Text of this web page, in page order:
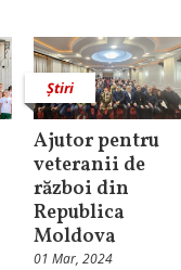
Știri
Ajutor pentru
veteranii de
război din
Republica
Moldova
01 Mar, 2024